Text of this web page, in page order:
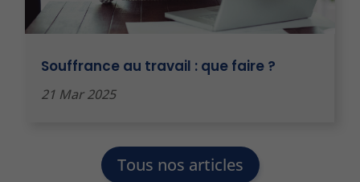
Souffrance au travail : que faire ?
21 Mar 2025
Tous nos articles